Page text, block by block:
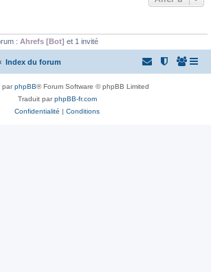
: Ahrefs [Bot] et 1 invité
Index du forum
parphpBB® Forum Software © phpBB Limited
Traduit parphpBB-fr.com
Confidentialité | Conditions